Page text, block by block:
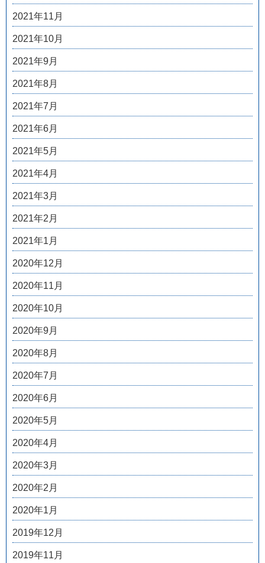
2021年11月
2021年10月
2021年9月
2021年8月
2021年7月
2021年6月
2021年5月
2021年4月
2021年3月
2021年2月
2021年1月
2020年12月
2020年11月
2020年10月
2020年9月
2020年8月
2020年7月
2020年6月
2020年5月
2020年4月
2020年3月
2020年2月
2020年1月
2019年12月
2019年11月